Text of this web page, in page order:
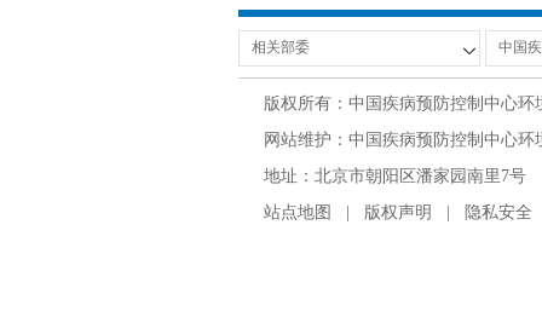
版权所有：中国疾病预防控制中心环
网站维护：中国疾病预防控制中心
地址：北京市朝阳区潘家园南里7号
站点地图
版权声明 隐私安全